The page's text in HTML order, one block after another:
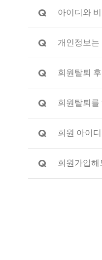
Q 아이디와
Q 개인정보는
Q 회원탈퇴
Q 회원탈퇴를
Q 회원 아이
Q 회원가입해